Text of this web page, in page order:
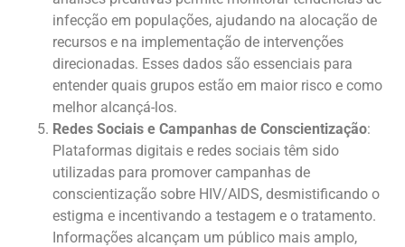
infecção em populações, ajudando na alocação de
recursos e na implementação de intervenções
direcionadas. Esses dados são essenciais para
entender quais grupos estão em maior risco e como
melhor alcançá-los.
Redes Sociais e Campanhas de Conscientização:
Plataformas digitais e redes sociais têm sido
utilizadas para promover campanhas de
conscientização sobre HIV/AIDS, desmistificando o
estigma e incentivando a testagem e o tratamento.
Informações alcançam um público mais amplo,